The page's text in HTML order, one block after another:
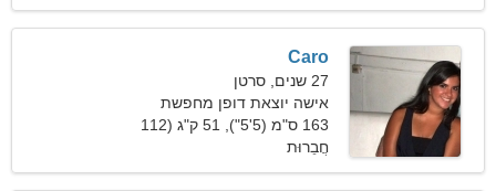
Caro
27 שנים, סרטן
אישה יוצאת דופן מחפשת
אהבת אמת
163 ס"מ (5'5"), 51 ק"ג (112
פאונד)
חֲבֵרוּת